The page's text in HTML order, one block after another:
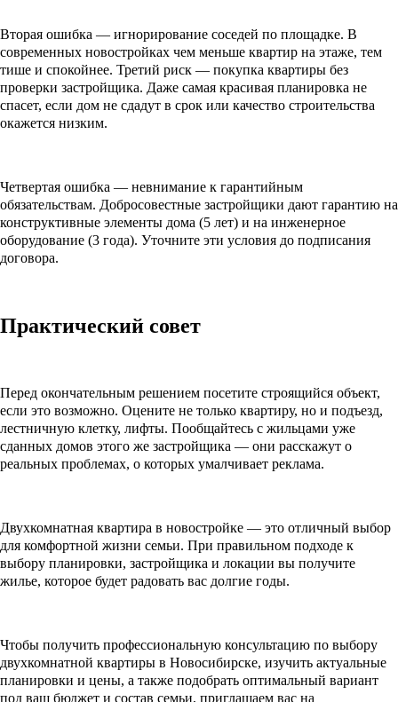
Вторая ошибка — игнорирование соседей по площадке. В
современных новостройках чем меньше квартир на этаже, тем
тише и спокойнее. Третий риск — покупка квартиры без
проверки застройщика. Даже самая красивая планировка не
спасет, если дом не сдадут в срок или качество строительства
окажется низким.
Четвертая ошибка — невнимание к гарантийным
обязательствам. Добросовестные застройщики дают гарантию на
конструктивные элементы дома (5 лет) и на инженерное
оборудование (3 года). Уточните эти условия до подписания
договора.
Практический совет
Перед окончательным решением посетите строящийся объект,
если это возможно. Оцените не только квартиру, но и подъезд,
лестничную клетку, лифты. Пообщайтесь с жильцами уже
сданных домов этого же застройщика — они расскажут о
реальных проблемах, о которых умалчивает реклама.
Двухкомнатная квартира в новостройке — это отличный выбор
для комфортной жизни семьи. При правильном подходе к
выбору планировки, застройщика и локации вы получите
жилье, которое будет радовать вас долгие годы.
Чтобы получить профессиональную консультацию по выбору
двухкомнатной квартиры в Новосибирске, изучить актуальные
планировки и цены, а также подобрать оптимальный вариант
под ваш бюджет и состав семьи, приглашаем вас на